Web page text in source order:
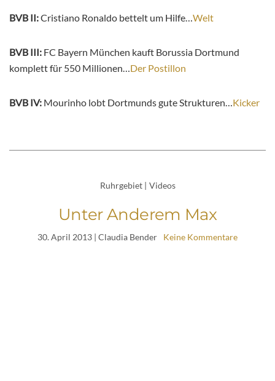
BVB II:Cristiano Ronaldo bettelt um Hilfe…Welt
BVB III: FC Bayern München kauft Borussia Dortmund
komplett für 550 Millionen…Der Postillon
BVB IV: Mourinho lobt Dortmunds gute Strukturen…Kicker
Ruhrgebiet | Videos
Unter Anderem Max
30. April 2013 | Claudia Bender Keine Kommentare